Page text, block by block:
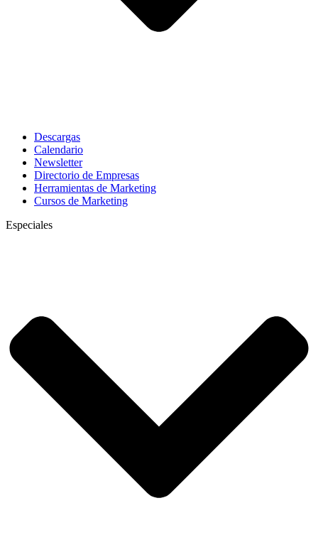
Descargas
Calendario
Newsletter
Directorio de Empresas
Herramientas de Marketing
Cursos de Marketing
Especiales